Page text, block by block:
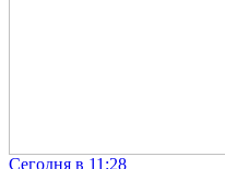
Сегодня в 11:28